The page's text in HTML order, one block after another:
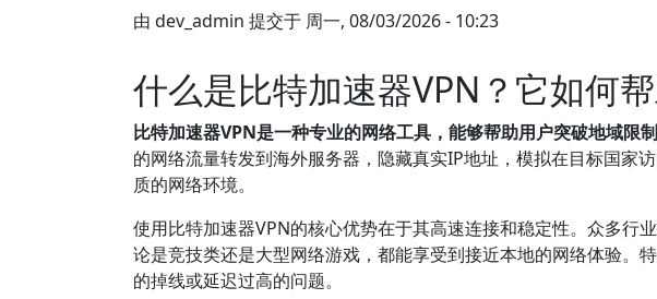
由 dev_admin 提交于 周一, 08/03/2026 - 10:23
什么是比特加速器VPN？它如何
比特加速器VPN是一种专业的网络工具，能够帮助用户突破地域限
的网络流量转发到海外服务器，隐藏真实IP地址，模拟在目标国家
质的网络环境。
使用比特加速器VPN的核心优势在于其高速连接和稳定性。众多行
论是竞技类还是大型网络游戏，都能享受到接近本地的网络体验。
的掉线或延迟过高的问题。